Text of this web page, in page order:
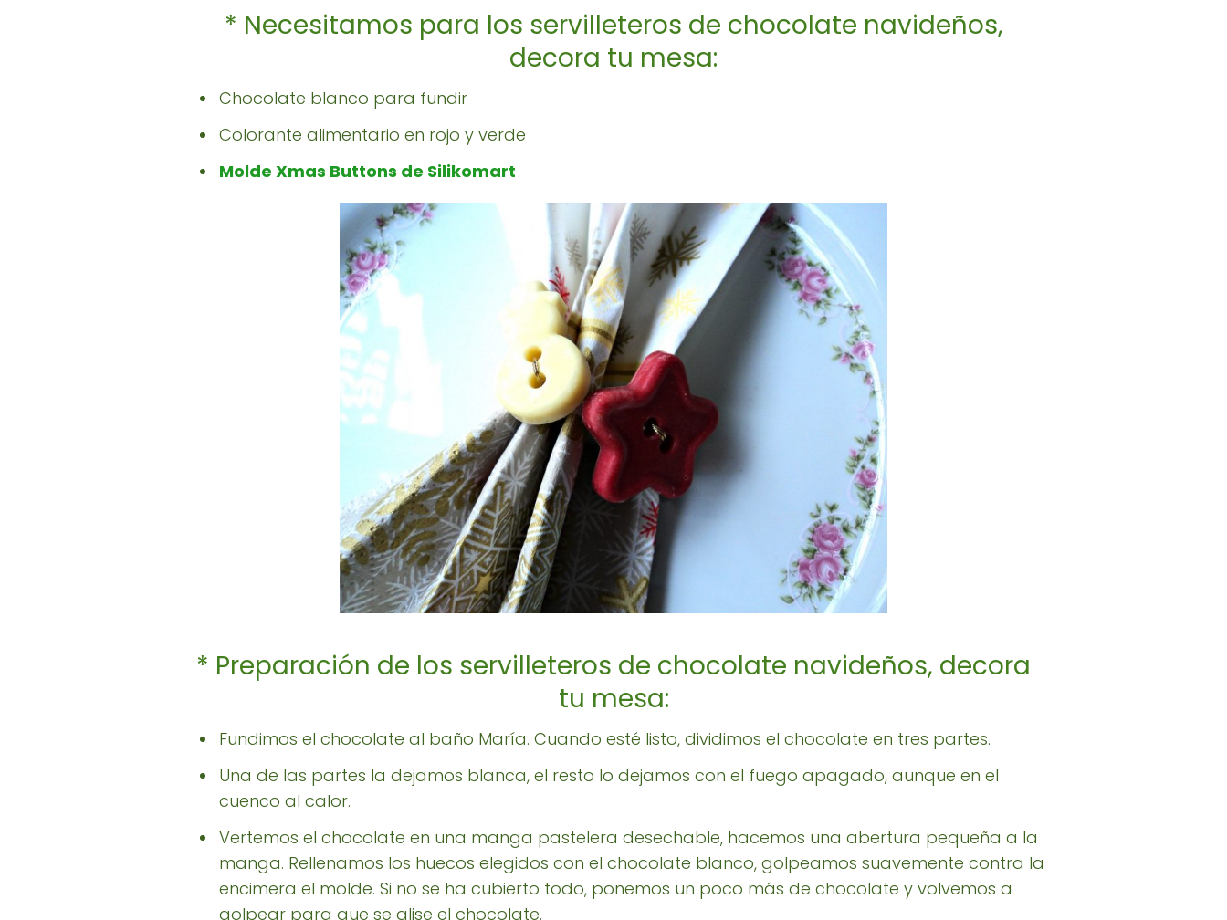
* Necesitamos para los servilleteros de chocolate navideños,
decora tu mesa:
Chocolate blanco para fundir
Colorante alimentario en rojo y verde
Molde Xmas Buttons de Silikomart
* Preparación de los servilleteros de chocolate navideños, decora
tu mesa:
Fundimos el chocolate al baño María. Cuando esté listo, dividimos el chocolate en tres partes.
Una de las partes la dejamos blanca, el resto lo dejamos con el fuego apagado, aunque en el
cuenco al calor.
Vertemos el chocolate en una manga pastelera desechable, hacemos una abertura pequeña a la
manga. Rellenamos los huecos elegidos con el chocolate blanco, golpeamos suavemente contra la
encimera el molde. Si no se ha cubierto todo, ponemos un poco más de chocolate y volvemos a
golpear para que se alise el chocolate.